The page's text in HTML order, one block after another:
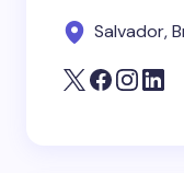
Salvador,